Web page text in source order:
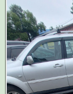
т
а
н
н
о
е
о
о
щ
н
и
е